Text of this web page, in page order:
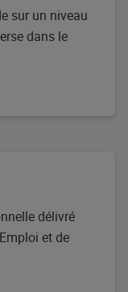
sur un niveau
dans le
délivré
et de